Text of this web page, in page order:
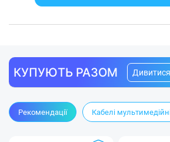
КУПУЮТЬ РАЗОМ
Рекомендації Кабелі